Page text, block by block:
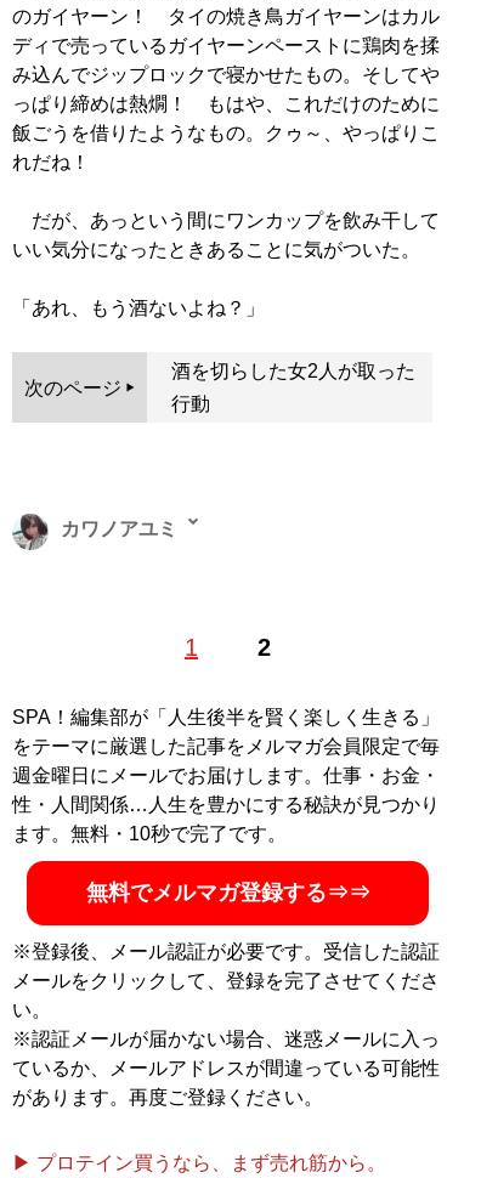
のガイヤーン！ タイの焼き鳥ガイヤーンはカル
ディで売っているガイヤーンペーストに鶏肉を揉
み込んでジップロックで寝かせたもの。そしてや
っぱり締めは熱燗！ もはや、これだけのために
飯ごうを借りたようなもの。クゥ～、やっぱりこ
れだね！
だが、あっという間にワンカップを飲み干して
いい気分になったときあることに気がついた。
「あれ、もう酒ないよね？」
次のページ
酒を切らした女2人が取った
行動
1 2
カワノアユミ
ター。現在はタイと日本を往復し、夜の街やタイに住む
ジアの日本人キャバクラに潜入就職した著書『底辺キャ
バ嬢、アジアでナンバー1になる』（イーストプレス）
が発売中。X（旧Twitter）：＠ayumikawano
記事一覧へ
SPA！編集部が「人生後半を賢く楽しく生きる」
をテーマに厳選した記事をメルマガ会員限定で毎
週金曜日にメールでお届けします。仕事・お金・
性・人間関係…人生を豊かにする秘訣が見つかり
ます。無料・10秒で完了です。
無料でメルマガ登録する⇒⇒
※登録後、メール認証が必要です。受信した認証
メールをクリックして、登録を完了させてくださ
い。
※認証メールが届かない場合、迷惑メールに入っ
ているか、メールアドレスが間違っている可能性
があります。再度ご登録ください。
▶ プロテイン買うなら、まず売れ筋から。